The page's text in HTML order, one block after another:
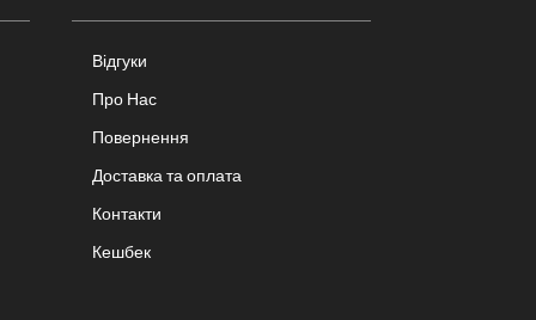
Відгуки
Про Нас
Повернення
Доставка та оплата
Контакти
Кешбек